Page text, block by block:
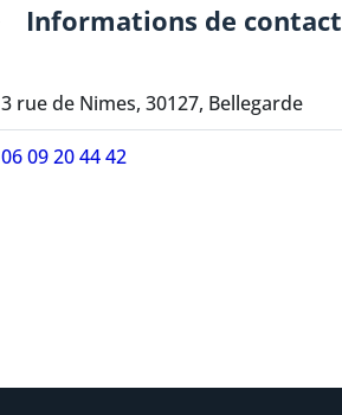
Informations de contact
3 rue de Nimes, 30127, Bellegarde
06 09 20 44 42